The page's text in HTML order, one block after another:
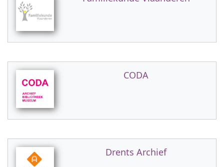
CODA
Drents Archief